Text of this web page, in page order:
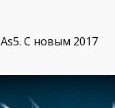
As5. С новым 2017